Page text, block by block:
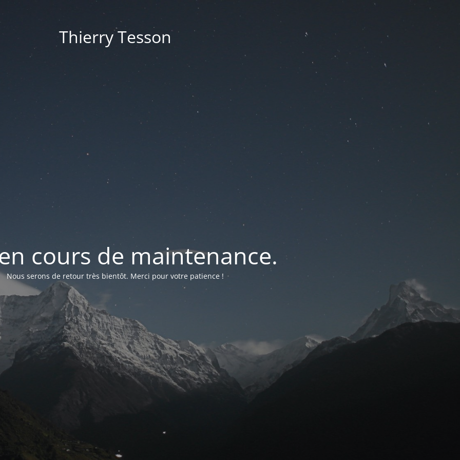
Thierry Tesson
cours de maintenance.
Nous serons de retour très bientôt. Merci pour votre patience !